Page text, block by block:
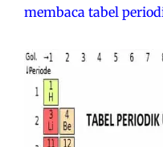
membaca tabel